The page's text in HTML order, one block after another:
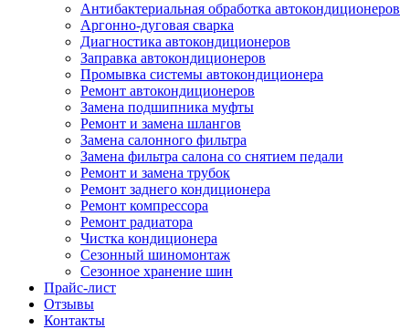
Антибактериальная обработка автокондиционеров
Аргонно-дуговая сварка
Диагностика автокондиционеров
Заправка автокондиционеров
Промывка системы автокондиционера
Ремонт автокондиционеров
Замена подшипника муфты
Ремонт и замена шлангов
Замена салонного фильтра
Замена фильтра салона со снятием педали
Ремонт и замена трубок
Ремонт заднего кондиционера
Ремонт компрессора
Ремонт радиатора
Чистка кондиционера
Сезонный шиномонтаж
Сезонное хранение шин
Прайс-лист
Отзывы
Контакты